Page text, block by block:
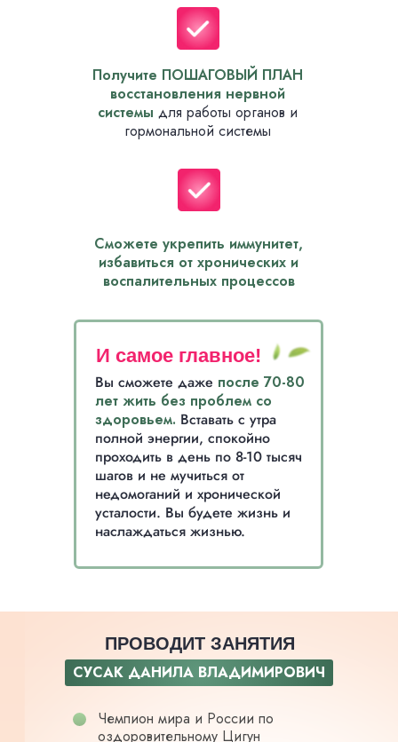
Сможете укрепить иммунитет,
избавиться от хронических и
воспалительных процессов
Получите ПОШАГОВЫЙ ПЛАН
восстановления нервной
системы для работы органов и
гормональной системы
И самое главное!
Вы сможете даже после 70-80
лет жить без проблем со
здоровьем. Вставать с утра
полной энергии, спокойно
проходить в день по 8-10 тысяч
шагов и не мучиться от
недомоганий и хронической
усталости. Вы будете жизнь и
наслаждаться жизнью.
СУСАК ДАНИЛА ВЛАДИМИРОВИЧ
Чемпион мира и России по
оздоровительному Цигун
ПРОВОДИТ ЗАНЯТИЯ